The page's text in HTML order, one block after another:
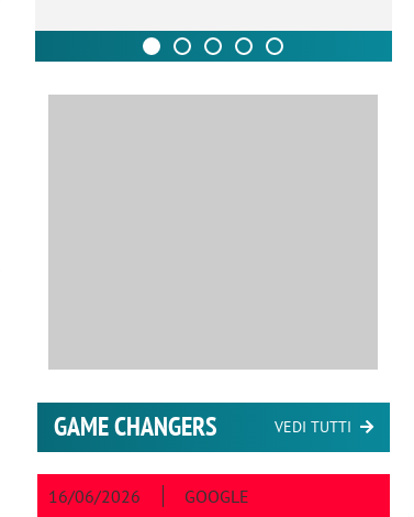
GAME CHANGERS VEDI TUTTI
16/06/2026 GOOGLE